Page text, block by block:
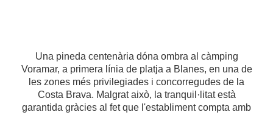
Una pineda centenària dóna ombra al càmping
Voramar, a primera línia de platja a Blanes, en una de
les zones més privilegiades i concorregudes de la
Costa Brava. Malgrat això, la tranquil·litat està
garantida gràcies al fet que l'establiment compta amb